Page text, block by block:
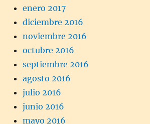
enero 2017
diciembre 2016
noviembre 2016
octubre 2016
septiembre 2016
agosto 2016
julio 2016
junio 2016
mayo 2016